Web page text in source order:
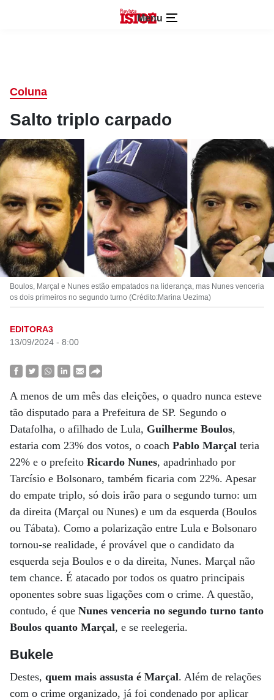
Menu
Coluna
Salto triplo carpado
Boulos, Marçal e Nunes estão empatados na liderança, mas Nunes venceria
os dois primeiros no segundo turno (Crédito:Marina Uezima)
EDITORA3
13/09/2024 - 8:00
A menos de um mês das eleições, o quadro nunca esteve
tão disputado para a Prefeitura de SP. Segundo o
Datafolha, o afilhado de Lula, Guilherme Boulos,
estaria com 23% dos votos, o coach Pablo Marçal teria
22% e o prefeito Ricardo Nunes, apadrinhado por
Tarcísio e Bolsonaro, também ficaria com 22%. Apesar
do empate triplo, só dois irão para o segundo turno: um
da direita (Marçal ou Nunes) e um da esquerda (Boulos
ou Tábata). Como a polarização entre Lula e Bolsonaro
tornou-se realidade, é provável que o candidato da
esquerda seja Boulos e o da direita, Nunes. Marçal não
tem chance. É atacado por todos os quatro principais
oponentes sobre suas ligações com o crime. A questão,
contudo, é que Nunes venceria no segundo turno tanto
Boulos quanto Marçal, e se reelegeria.
Bukele
Destes, quem mais assusta é Marçal. Além de relações
com o crime organizado, já foi condenado por aplicar